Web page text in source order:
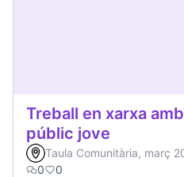
Treball en xarxa
públic jove
Taula Comunitària, març
0
0